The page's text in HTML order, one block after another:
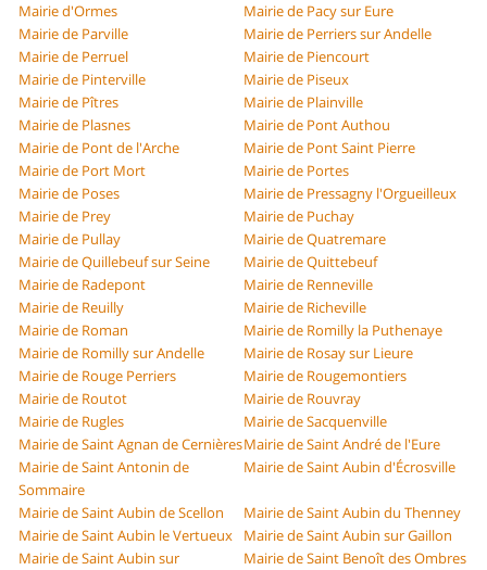
Mairie d'Ormes
Mairie de Pacy sur Eure
Mairie de Parville
Mairie de Perriers sur Andelle
Mairie de Perruel
Mairie de Piencourt
Mairie de Pinterville
Mairie de Piseux
Mairie de Pîtres
Mairie de Plainville
Mairie de Plasnes
Mairie de Pont Authou
Mairie de Pont de l'Arche
Mairie de Pont Saint Pierre
Mairie de Port Mort
Mairie de Portes
Mairie de Poses
Mairie de Pressagny l'Orgueilleux
Mairie de Prey
Mairie de Puchay
Mairie de Pullay
Mairie de Quatremare
Mairie de Quillebeuf sur Seine
Mairie de Quittebeuf
Mairie de Radepont
Mairie de Renneville
Mairie de Reuilly
Mairie de Richeville
Mairie de Roman
Mairie de Romilly la Puthenaye
Mairie de Romilly sur Andelle
Mairie de Rosay sur Lieure
Mairie de Rouge Perriers
Mairie de Rougemontiers
Mairie de Routot
Mairie de Rouvray
Mairie de Rugles
Mairie de Sacquenville
Mairie de Saint Agnan de CernièresMairie de Saint André de l'Eure
Mairie de Saint Antonin de
Sommaire
Mairie de Saint Aubin d'Écrosville
Mairie de Saint Aubin de Scellon
Mairie de Saint Aubin du Thenney
Mairie de Saint Aubin le Vertueux
Mairie de Saint Aubin sur Gaillon
Mairie de Saint Aubin sur
Mairie de Saint Benoît des Ombres